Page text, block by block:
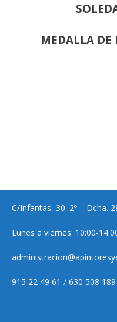
MEDALLA DE
C/Infantas, 30. 2º – Dcha.
Lunes a viernes: 10:00-
915 22 49 61 / 630 508 189